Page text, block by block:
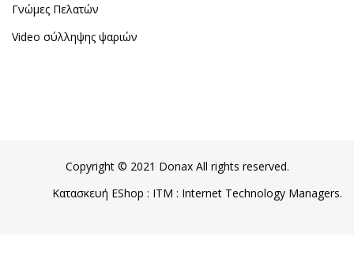
Γνώμες Πελατών
Video σύλληψης ψαριών
Copyright © 2021 Donax All rights reserved.
Κατασκευή EShop : ITM : Internet Technology Managers.